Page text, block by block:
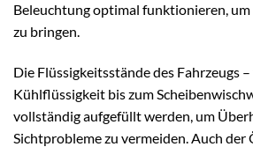
Beleuchtung optimal funktionieren, um
zu bringen.
Die Flüssigkeitsstände des Fahrzeugs
Kühlflüssigkeit bis zum
vollständig aufgefüllt werden, um
Sichtprobleme zu vermeiden. Auch